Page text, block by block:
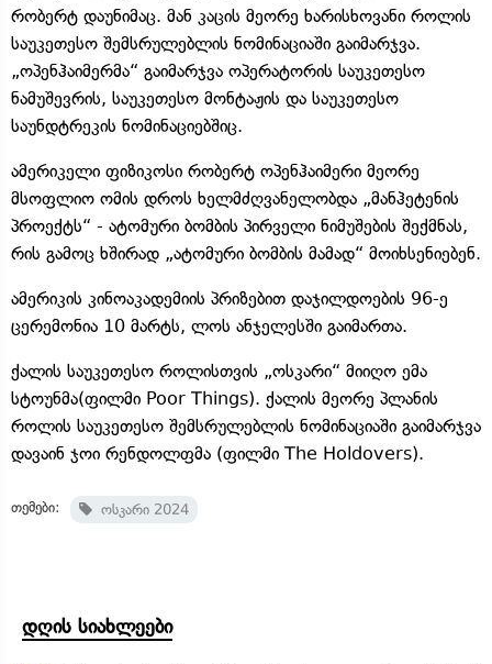
რობერტ დაუნიმაც. მან კაცის მეორე ხარისხოვანი როლის
საუკეთესო შემსრულებლის ნომინაციაში გაიმარჯვა.
„ოპენჰაიმერმა“ გაიმარჯვა ოპერატორის საუკეთესო
ნამუშევრის, საუკეთესო მონტაჟის და საუკეთესო
საუნდტრეკის ნომინაციებშიც.
ამერიკელი ფიზიკოსი რობერტ ოპენჰაიმერი მეორე
მსოფლიო ომის დროს ხელმძღვანელობდა „მანჰეტენის
პროექტს“ - ატომური ბომბის პირველი ნიმუშების შექმნას,
რის გამოც ხშირად „ატომური ბომბის მამად“ მოიხსენიებენ.
ამერიკის კინოაკადემიის პრიზებით დაჯილდოების 96-ე
ცერემონია 10 მარტს, ლოს ანჯელესში გაიმართა.
ქალის საუკეთესო როლისთვის „ოსკარი“ მიიღო ემა
სტოუნმა(ფილმი Poor Things). ქალის მეორე პლანის
როლის საუკეთესო შემსრულებლის ნომინაციაში გაიმარჯვა
დავაინ ჯოი რენდოლფმა (ფილმი The Holdovers).
თემები: ოსკარი 2024
დღის სიახლეები